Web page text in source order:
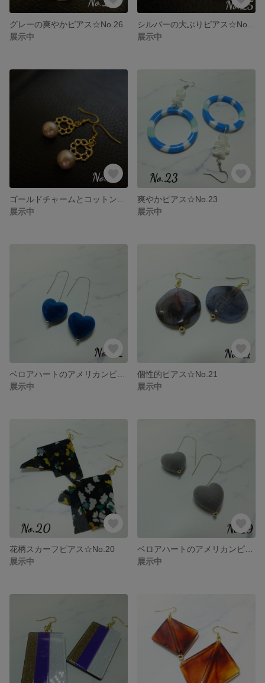
グレーの爽やかピアス☆No.26
展示中
展示中
展示中
爽やかピアス☆No.23
展示中
展示中
個性的ピアス☆No.21
展示中
花柄スカーフピアス☆No.20
展示中
展示中